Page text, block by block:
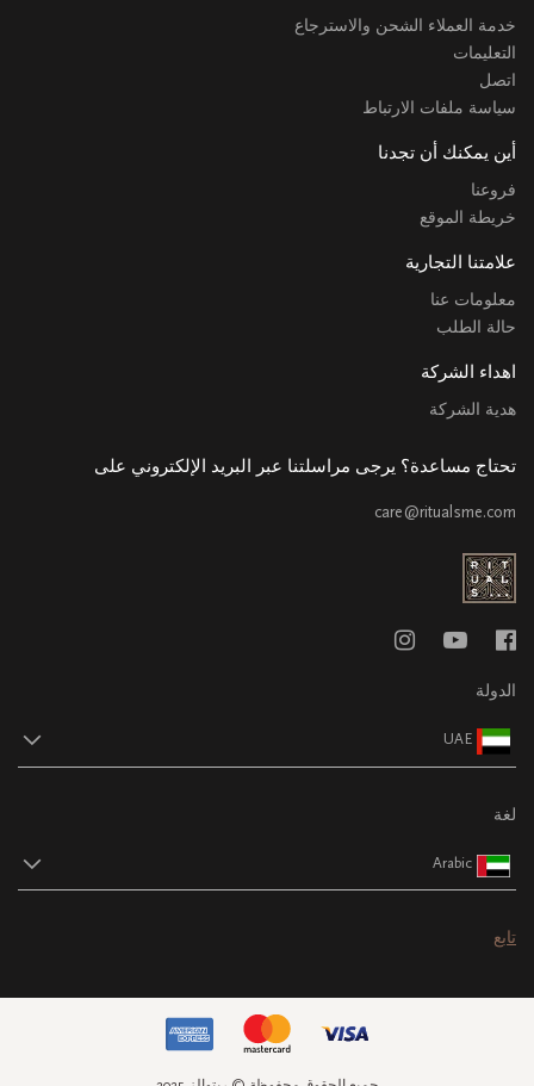
خدمة العملاء الشحن والاسترجاع
التعليمات
اتصل
سياسة ملفات الارتباط
أين يمكنك أن تجدنا
فروعنا
خريطة الموقع
علامتنا التجارية
معلومات عنا
حالة الطلب
اهداء الشركة
هدية الشركة
تحتاج مساعدة؟ يرجى مراسلتنا عبر البريد الإلكتروني على
care@ritualsme.com
الدولة
UAE
لغة
Arabic
تابع